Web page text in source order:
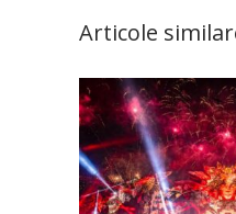
Articole